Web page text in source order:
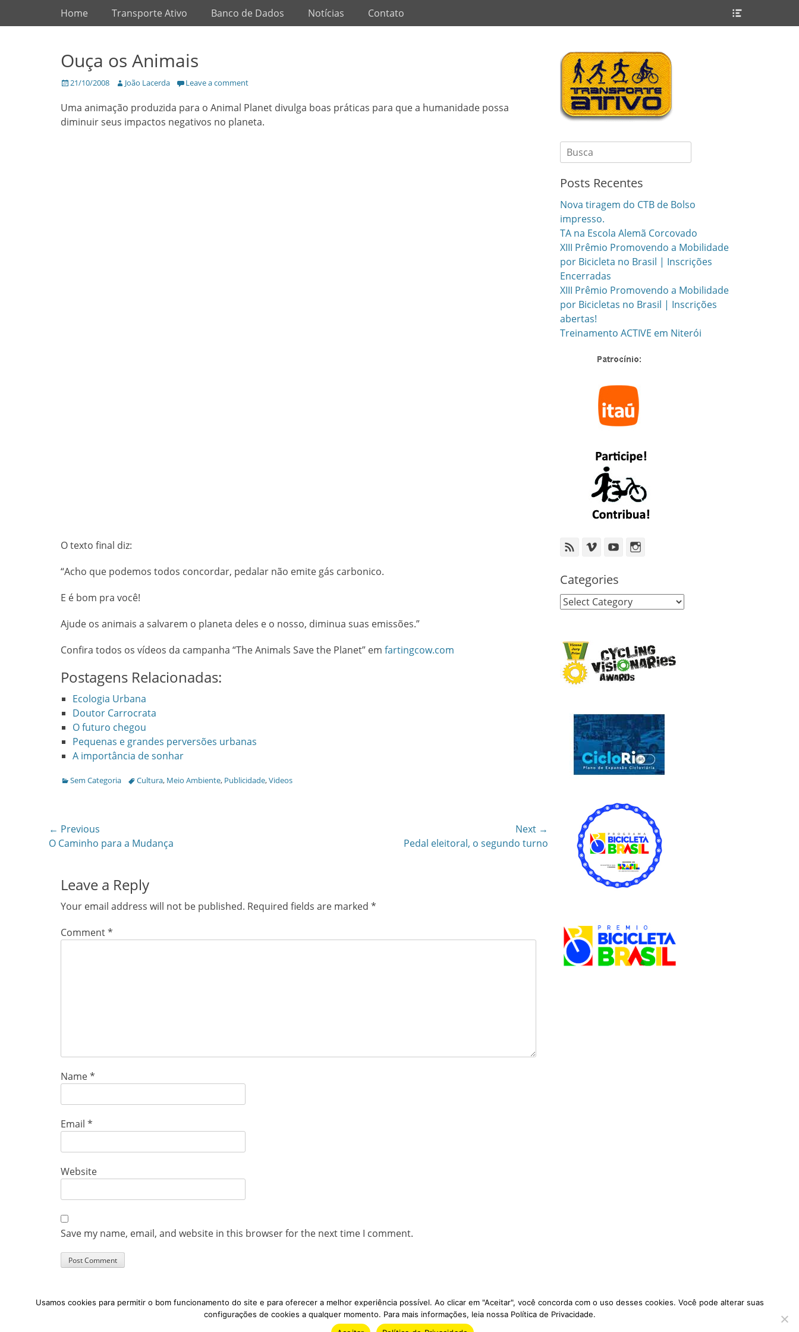
Primary Menu
SkipHome Transporte Ativo Banco de Dados Notícias Contato
Ouça os Animais
Posted
21/10/2008 Author
João Lacerda Leave a comment
Uma animação produzida para o Animal Planet divulga boas práticas para que a humanidade possa
diminuir seus impactos negativos no planeta.
O texto final diz:
“Acho que podemos todos concordar, pedalar não emite gás carbonico.
E é bom pra você!
Ajude os animais a salvarem o planeta deles e o nosso, diminua suas emissões.”
Confira todos os vídeos da campanha “The Animals Save the Planet” em fartingcow.com
Postagens Relacionadas:
Ecologia Urbana
Doutor Carrocrata
O futuro chegou
Pequenas e grandes perversões urbanas
A importância de sonhar
Categories
Sem Categoria TagsCultura, Meio Ambiente, Publicidade,Videos
Post
navigation
← Previous
Previous
O Caminho para a Mudança
Next →
Pedal eleitoral, o segundo turno
Leave a Reply
Your email address will not be published. Required fields are marked *
Comment*
Name*
Email *
Website
Save my name, email, and website in this browser for the next time I comment.
Search
for:
Posts Recentes
Nova tiragem do CTB de Bolso
impresso.
TA na Escola Alemã Corcovado
XIII Prêmio Promovendo a Mobilidade
por Bicicleta no Brasil | Inscrições
Encerradas
XIII Prêmio Promovendo a Mobilidade
por Bicicletas no Brasil | Inscrições
abertas!
Treinamento ACTIVE em Niterói
Feed VimeoYouTube
Categories
Categories
Usamos cookies para permitir o bom funcionamento do site e para oferecer a melhor experiência possível. Ao clicar em "Aceitar", você concorda com o uso desses cookies. Você pode alterar suas
configurações de cookies a qualquer momento. Para mais informações, leia nossa Política de Privacidade.